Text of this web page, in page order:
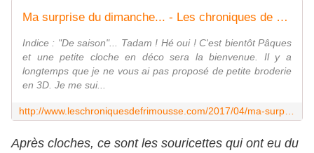
Ma surprise du dimanche... - Les chroniques de Frimousse
Indice : "De saison"... Tadam ! Hé oui ! C'est bientôt Pâques
et une petite cloche en déco sera la bienvenue. Il y a
longtemps que je ne vous ai pas proposé de petite broderie
en 3D. Je me sui...
Après cloches, ce sont les souricettes qui ont eu du